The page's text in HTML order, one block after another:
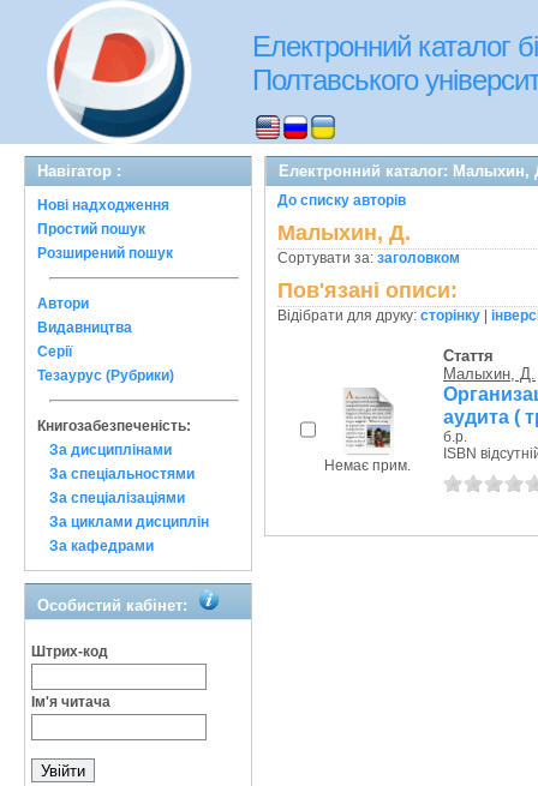
Електронний каталог
Полтавського
Навігатор :
Нові надходження
Простий пошук
Розширений пошук
Автори
Видавництва
Серії
Тезаурус (Рубрики)
Книгозабезпеченість:
За дисциплінами
За спеціальностями
За спеціалізаціями
За циклами дисциплін
За кафедрами
Особистий кабінет:
Штрих-код
Ім'я читача
Електронний каталог: Малыхин,
До списку авторів
Малыхин, Д.
Сортувати за: заголовком
Пов'язані описи:
Відібрати для друку: сторінку
Немає прим.
Стаття
Малыхин, Д.
аудита (
б.р.
ISBN